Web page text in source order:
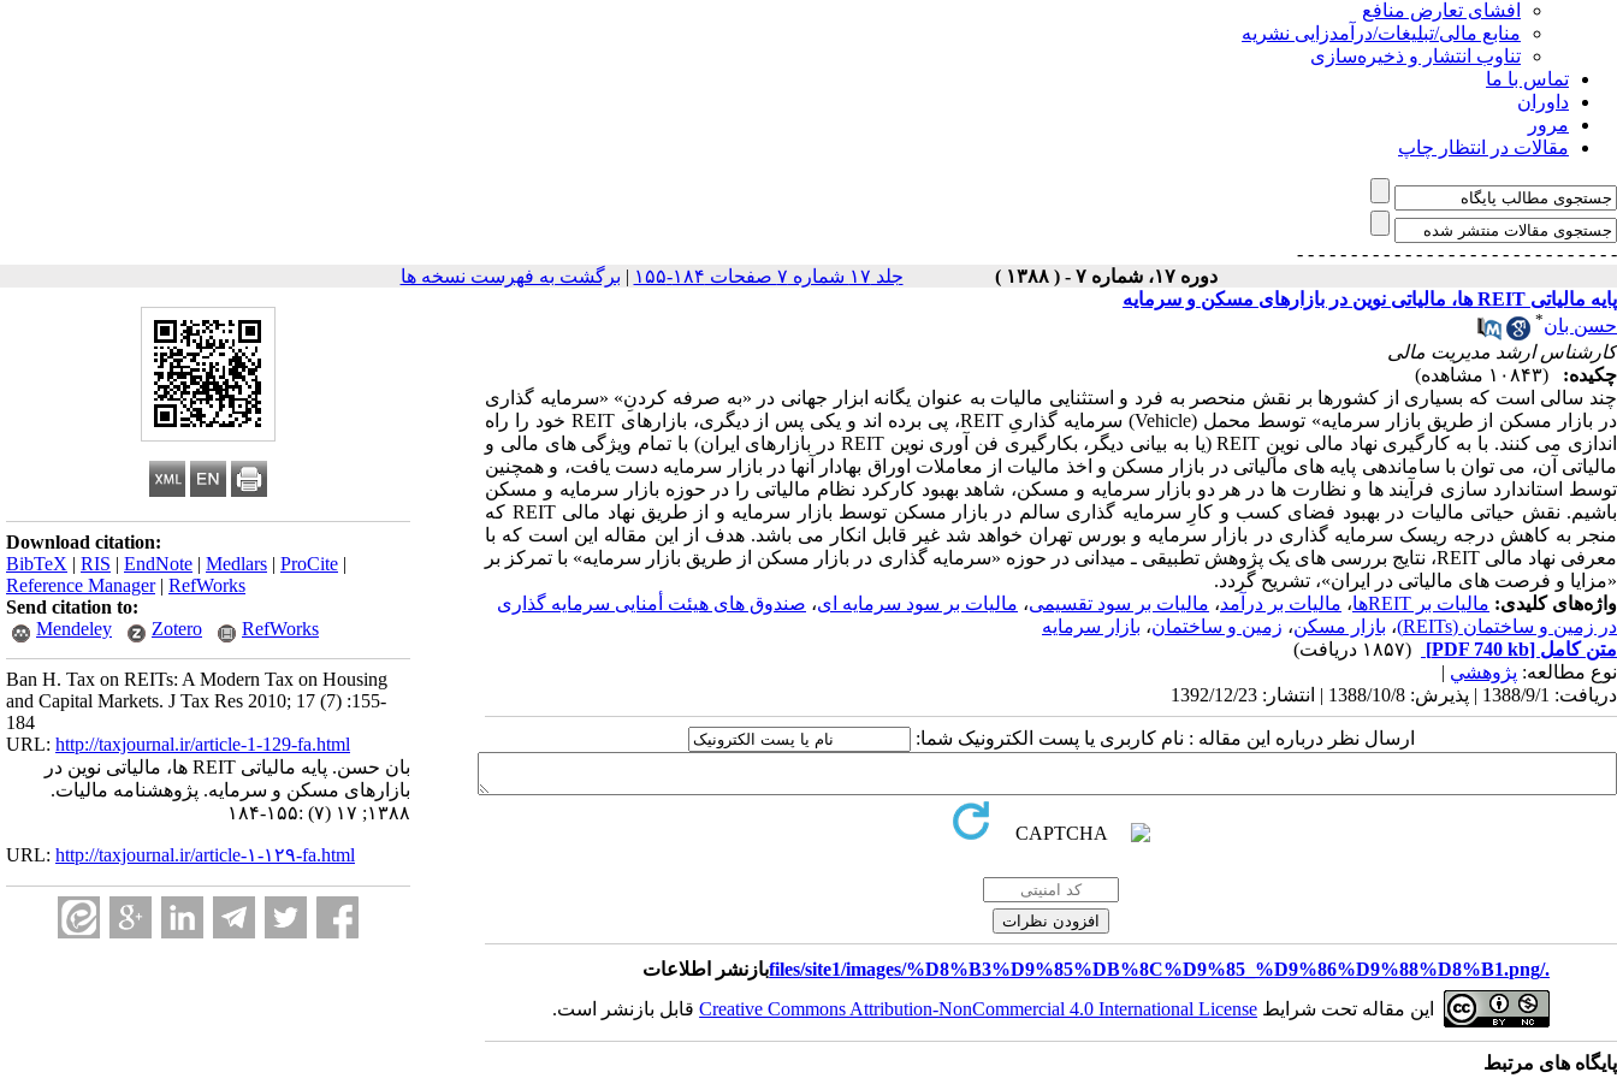
افشای تعارض منافع
منابع مالی/تبلیغات/درآمدزایی نشریه
تناوب انتشار و ذخیره‌سازی
تماس با ما
داوران
مرور
مقالات در انتظار چاپ
- - - - - - - - - - - - - - -
- - - - - - - - - - - - - - -
دوره ۱۷، شماره ۷ - ( ۱۳۸۸ )
جلد ۱۷ شماره ۷ صفحات ۱۸۴-۱۵۵ | برگشت به فهرست نسخه ها
Download citation:
BibTeX | RIS | EndNote | Medlars | ProCite |
Reference Manager| RefWorks
Send citation to:
Mendeley
Zotero RefWorks
Ban H. Tax on REITs: A Modern Tax on Housing
and Capital Markets. J Tax Res 2010; 17 (7) :155-
184
URL: http://taxjournal.ir/article-1-129-fa.html
بان حسن. پایه مالیاتی REIT ها، مالیاتی نوین در
بازارهای مسکن و سرمایه. پژوهشنامه مالیات.
۱۳۸۸; ۱۷ (۷) :۱۵۵-۱۸۴
URL: http://taxjournal.ir/article-۱-۱۲۹-fa.html
پایه مالیاتی REIT ها، مالیاتی نوین در بازارهای مسکن و سرمایه
حسن بان*
کارشناس ارشد مدیریت مالی
چکیده:
(۱۰۸۴۳ مشاهده)
چند سالی است که بسیاری از کشورها بر نقش منحصر به فرد و استثنایی مالیات به عنوان یگانه ابزار جهانی در «به صرفه کردنِ» «سرمایه گذاری
در بازار مسکن از طریق بازار سرمایه» توسط محمل (Vehicle) سرمایه گذاریِ REIT، پی برده اند و یکی پس از دیگری، بازارهای REIT خود را راه
اندازی می کنند. با به کارگیری نهاد مالی نوینِ REIT (یا به بیانی دیگر، بکارگیری فن آوری نوین REIT در بازارهای ایران) با تمام ویژگی های مالی و
مالیاتی آن، می توان با ساماندهی پایه های مالیاتی در بازار مسکن و اخذ مالیات از معاملات اوراق بهادار آنها در بازار سرمایه دست یافت، و همچنین
توسط استاندارد سازی فرآیند ها و نظارت ها در هر دو بازار سرمایه و مسکن، شاهد بهبود کارکرد نظام مالیاتی را در حوزه بازار سرمایه و مسکن
باشیم. نقش حیاتی مالیات در بهبود فضای کسب و کارِ سرمایه گذاری سالم در بازار مسکن توسط بازار سرمایه و از طریق نهاد مالی REIT که
منجر به کاهش درجه ریسک سرمایه گذاری در بازار سرمایه و بورس تهران خواهد شد غیر قابل انکار می باشد. هدف از این مقاله این است که با
معرفی نهاد مالی REIT، نتایج بررسی های یک پژوهش تطبیقی ـ میدانی در حوزه «سرمایه گذاری در بازار مسکن از طریق بازار سرمایه» با تمرکز بر
«مزایا و فرصت های مالیاتی در ایران»، تشریح گردد.
واژه‌های کلیدی: مالیات بر REITها ، مالیات بر درآمد، مالیات بر سود تقسیمی، مالیات بر سود سرمایه ای، صندوق های هیئت أمنایی سرمایه گذاری
در زمین و ساختمان (REITs)
، بازار مسکن، زمین و ساختمان، بازار سرمایه
متن کامل [PDF 740 kb]
(۱۸۵۷ دریافت)
نوع مطالعه: پژوهشي |
دریافت: 1388/9/1 | پذیرش: 1388/10/8 | انتشار: 1392/12/23
ارسال نظر درباره این مقاله : نام کاربری یا پست الکترونیک شما:
./files/site1/images/%D8%B3%D9%85%DB%8C%D9%85_%D9%86%D9%88%D8%B1.png
بازنشر اطلاعات
این مقاله تحت شرایط Creative Commons Attribution-NonCommercial 4.0 International Licenseقابل بازنشر است.
پایگاه های مرتبط